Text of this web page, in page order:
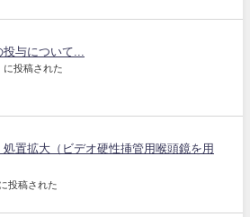
与について...
に投稿された
置拡大（ビデオ硬性挿管用喉頭鏡を用
投稿された